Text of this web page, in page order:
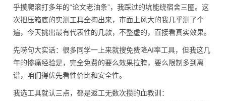
乎摸爬滚打多年的“论文老油条”，我踩过的坑能绕宿舍三圈。这
次把压箱底的实测工具全掏出来，市面上风大的我几乎测了个
遍，今天挑出最有代表性的几款，不整虚的，直接看真实效果。
先唠句大实话：很多同学一上来就搜免费降AI率工具，但我这几
年的惨痛经验是，完全免费的要么效果拉胯，要么限制多到离
谱，咱们得优先看性价比和安全性。
我选工具就认三点，都是返工无数次攒的血教训：